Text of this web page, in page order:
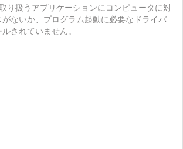
り扱うアプリケーションにコンピュータに対
がないか、プログラム起動に必要なドライバ
されていません。